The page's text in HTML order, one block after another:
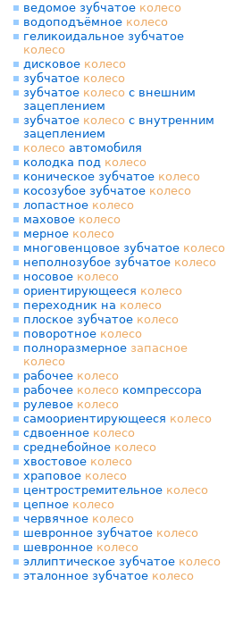
ведомое зубчатое колесо
водоподъёмное колесо
геликоидальное зубчатое
колесо
дисковое колесо
зубчатое колесо
зубчатое колесо с внешним
зацеплением
зубчатое колесо с внутренним
зацеплением
колесо автомобиля
колодка под колесо
коническое зубчатое колесо
косозубое зубчатое колесо
лопастное колесо
маховое колесо
мерное колесо
многовенцовое зубчатое колесо
неполнозубое зубчатое колесо
носовое колесо
ориентирующееся колесо
переходник на колесо
плоское зубчатое колесо
поворотное колесо
полноразмерное запасное
колесо
рабочее колесо
рабочее колесо компрессора
рулевое колесо
самоориентирующееся колесо
сдвоенное колесо
среднебойное колесо
хвостовое колесо
храповое колесо
центростремительное колесо
цепное колесо
червячное колесо
шевронное зубчатое колесо
шевронное колесо
эллиптическое зубчатое колесо
эталонное зубчатое колесо